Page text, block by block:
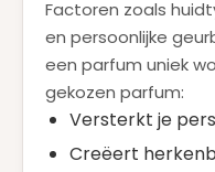
YVES SAINT LAURENT
ZADIG & VOLTAIRE
Factoren zoals
en persoonlijke
een parfum uniek
gekozen parfum:
Versterkt je
Creëert